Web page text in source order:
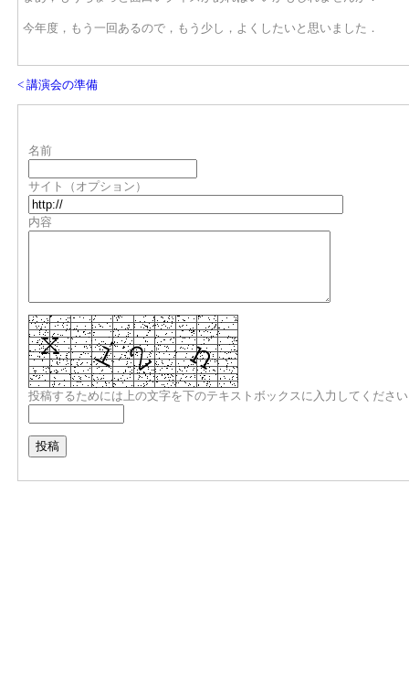
今年度，もう一回あるので，もう少し，よくしたいと思いました．
< 講演会の準備
名前
サイト（オプション）
内容
投稿するためには上の文字を下のテキストボックスに入力してくださ